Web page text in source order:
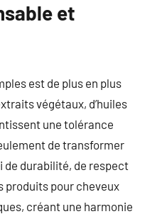
et
est de plus en plus
végétaux, d’huiles
une tolérance
de transformer
de durabilité, de respect
produits pour cheveux
créant une harmonie